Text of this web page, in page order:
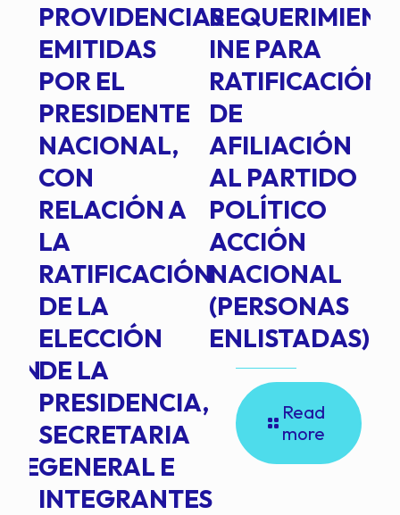
PROVIDENCIAS
EMITIDAS
POR EL
PRESIDENTE
NACIONAL,
CON
RELACIÓN A
LA
RATIFICACIÓN
DE LA
ELECCIÓN
DE LA
PRESIDENCIA,
SECRETARIA
GENERAL E
INTEGRANTES
INE PARA
RATIFICACIÓN
DE
AFILIACIÓN
AL PARTIDO
POLÍTICO
ACCIÓN
NACIONAL
(PERSONAS
ENLISTADAS)
Read
more